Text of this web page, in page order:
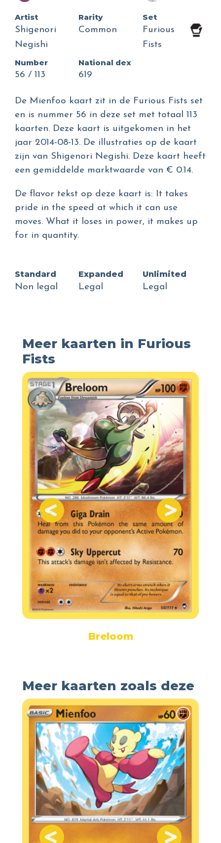
Artist
Shigenori
Negishi
Rarity
Common
Set
Furious
Fists
Number
56 / 113
National dex
619
De Mienfoo kaart zit in de Furious Fists set
en is nummer 56 in deze set met totaal 113
kaarten. Deze kaart is uitgekomen in het
jaar 2014-08-13. De illustraties op de kaart
zijn van Shigenori Negishi. Deze kaart heeft
een gemiddelde marktwaarde van € 0.14.
De flavor tekst op deze kaart is: It takes
pride in the speed at which it can use
moves. What it loses in power, it makes up
for in quantity.
Standard
Non legal
Expanded
Legal
Unlimited
Legal
Meer kaarten in Furious
Fists
Breloom
Meer kaarten zoals deze